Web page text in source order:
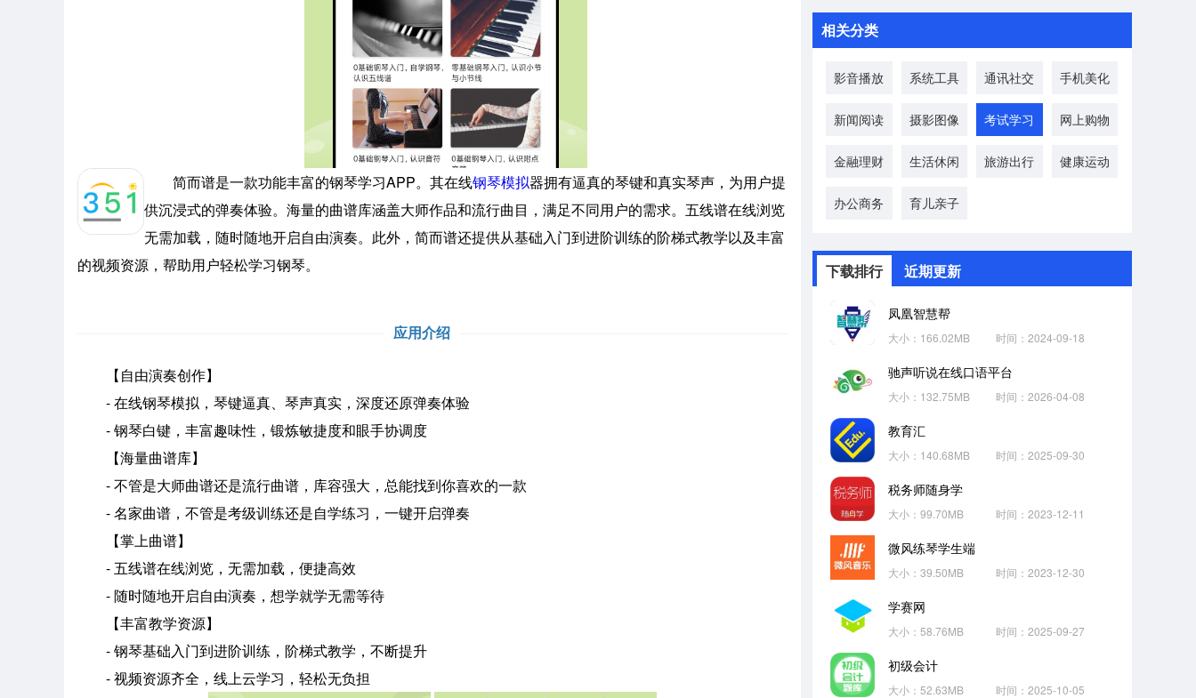
简而谱是一款功能丰富的钢琴学习APP。其在线钢琴模拟器拥有逼真的琴键和真实琴声，为用户提
供沉浸式的弹奏体验。海量的曲谱库涵盖大师作品和流行曲目，满足不同用户的需求。五线谱在线浏览
无需加载，随时随地开启自由演奏。此外，简而谱还提供从基础入门到进阶训练的阶梯式教学以及丰富
的视频资源，帮助用户轻松学习钢琴。
应用介绍
【自由演奏创作】
- 在线钢琴模拟，琴键逼真、琴声真实，深度还原弹奏体验
- 钢琴白键，丰富趣味性，锻炼敏捷度和眼手协调度
【海量曲谱库】
- 不管是大师曲谱还是流行曲谱，库容强大，总能找到你喜欢的一款
- 名家曲谱，不管是考级训练还是自学练习，一键开启弹奏
【掌上曲谱】
- 五线谱在线浏览，无需加载，便捷高效
- 随时随地开启自由演奏，想学就学无需等待
【丰富教学资源】
- 钢琴基础入门到进阶训练，阶梯式教学，不断提升
- 视频资源齐全，线上云学习，轻松无负担
相关分类
影音播放 系统工具 通讯社交 手机美化
新闻阅读 摄影图像 考试学习 网上购物
金融理财 生活休闲 旅游出行 健康运动
办公商务 育儿亲子
下载排行 近期更新
凤凰智慧帮
大小：166.02MB 时间：2024-09-18
驰声听说在线口语平台
大小：132.75MB 时间：2026-04-08
教育汇
大小：140.68MB 时间：2025-09-30
税务师随身学
大小：99.70MB 时间：2023-12-11
微风练琴学生端
大小：39.50MB 时间：2023-12-30
学赛网
大小：58.76MB 时间：2025-09-27
初级会计
大小：52.63MB 时间：2025-10-05